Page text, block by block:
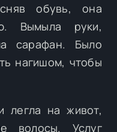
обувь, она
Вымыла руки,
сарафан. Было
нагишом, чтобы
легла на живот,
волосы. Услуг